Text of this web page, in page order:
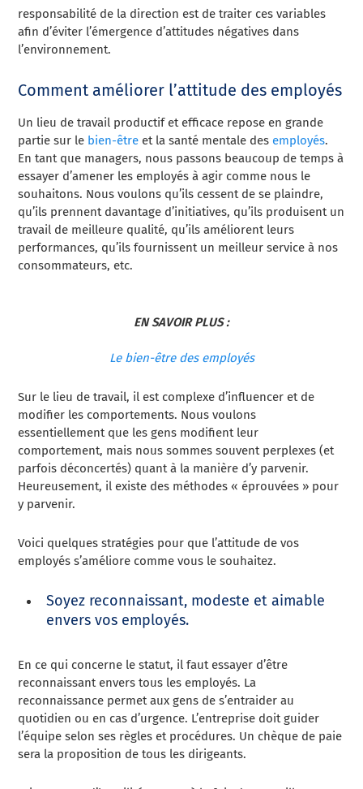
responsabilité de la direction est de traiter ces variables
afin d’éviter l’émergence d’attitudes négatives dans
l’environnement.
Comment améliorer l’attitude des employés
Un lieu de travail productif et efficace repose en grande
partie sur le bien-être et la santé mentale des employés.
En tant que managers, nous passons beaucoup de temps à
essayer d’amener les employés à agir comme nous le
souhaitons. Nous voulons qu’ils cessent de se plaindre,
qu’ils prennent davantage d’initiatives, qu’ils produisent un
travail de meilleure qualité, qu’ils améliorent leurs
performances, qu’ils fournissent un meilleur service à nos
consommateurs, etc.
EN SAVOIR PLUS :
Le bien-être des employés
Sur le lieu de travail, il est complexe d’influencer et de
modifier les comportements. Nous voulons
essentiellement que les gens modifient leur
comportement, mais nous sommes souvent perplexes (et
parfois déconcertés) quant à la manière d’y parvenir.
Heureusement, il existe des méthodes « éprouvées » pour
y parvenir.
Voici quelques stratégies pour que l’attitude de vos
employés s’améliore comme vous le souhaitez.
Soyez reconnaissant, modeste et aimable
envers vos employés.
En ce qui concerne le statut, il faut essayer d’être
reconnaissant envers tous les employés. La
reconnaissance permet aux gens de s’entraider au
quotidien ou en cas d’urgence. L’entreprise doit guider
l’équipe selon ses règles et procédures. Un chèque de paie
sera la proposition de tous les dirigeants.